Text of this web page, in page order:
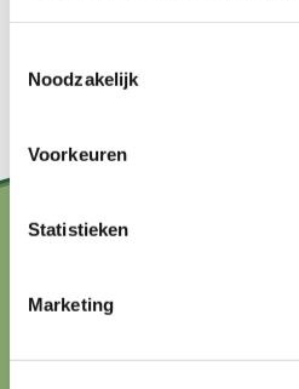
Noodzakelijk
Voorkeuren
Statistieken
Marketing
hallo@boerenbuurmetnatuur.nl